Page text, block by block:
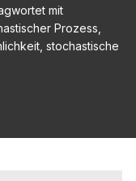
mit
Prozess,
stochastische